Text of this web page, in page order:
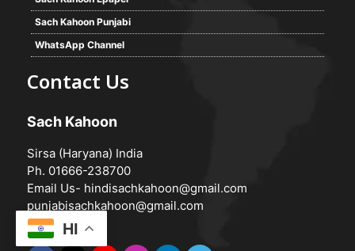
Sach Kahoon Punjabi
WhatsApp Channel
Contact Us
Sach Kahoon
Sirsa (Haryana) India
Ph. 01666-238700
Email Us- hindisachkahoon@gmail.com
punjabisachkahoon@gmail.com
HI